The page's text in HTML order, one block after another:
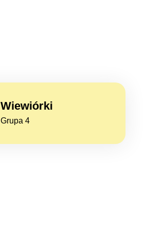
Wiewiórki
Grupa 4